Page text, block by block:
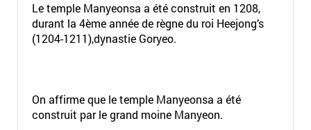
Le temple Manyeonsa a été construit en 1208,
durant la 4ème année de règne du roi Heejong’s
(1204-1211),dynastie Goryeo.
On affirme que le temple Manyeonsa a été
construit par le grand moine Manyeon.